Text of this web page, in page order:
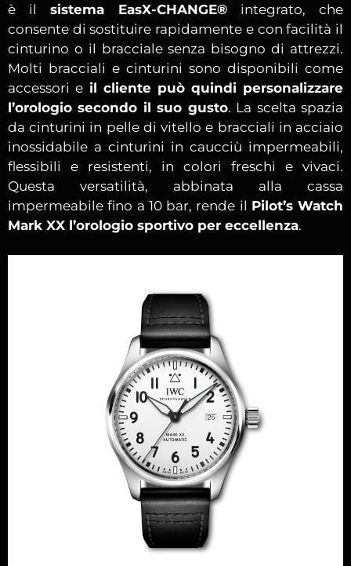
è il sistema EasX-CHANGE® integrato, che
consente di sostituire rapidamente e con facilità il
cinturino o il bracciale senza bisogno di attrezzi.
Molti bracciali e cinturini sono disponibili come
accessori e il cliente può quindi personalizzare
l’orologio secondo il suo gusto. La scelta spazia
da cinturini in pelle di vitello e bracciali in acciaio
inossidabile a cinturini in caucciù impermeabili,
flessibili e resistenti, in colori freschi e vivaci.
Questa versatilità, abbinata alla cassa
impermeabile fino a 10 bar, rende il Pilot’s Watch
Mark XX l’orologio sportivo per eccellenza.